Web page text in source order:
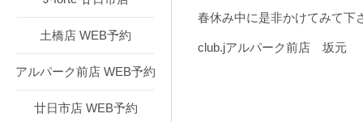
土橋店 WEB予約
アルパーク前店 WEB予約
廿日市店 WEB予約
春休み中に是非かけてみて下
club.jアルパーク前店 坂元